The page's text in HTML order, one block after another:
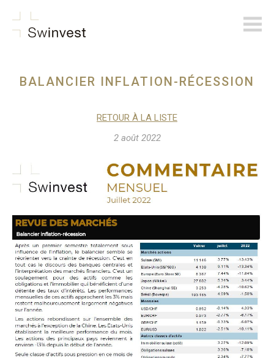
BALANCIER INFLATION-RÉCESSION
RETOUR À LA LISTE
2 août 2022